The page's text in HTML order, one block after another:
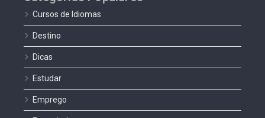
Cursos de Idiomas
Destino
Dicas
Estudar
Emprego